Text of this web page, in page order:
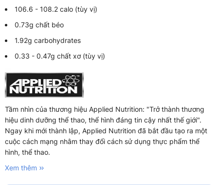
106.6 - 108.2 calo (tùy vị)
0.73g chất béo
1.92g carbohydrates
0.33 - 0.47g chất xơ (tùy vị)
Tầm nhìn của thương hiệu Applied Nutrition: "Trở thành thương
hiệu dinh dưỡng thể thao, thể hình đáng tin cậy nhất thế giới".
Ngay khi mới thành lập, Applied Nutrition đã bắt đầu tạo ra một
cuộc cách mạng nhằm thay đổi cách sử dụng thực phẩm thể
hình, thể thao.
Xem thêm